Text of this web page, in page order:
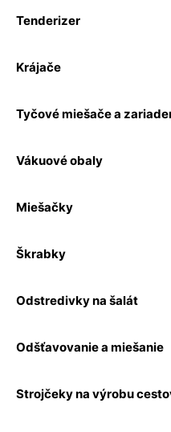
Tenderizer
Krájače
Tyčové miešače a
Vákuové obaly
Miešačky
Škrabky
Odstredivky na šalát
Odšťavovanie a miešanie
Strojčeky na výrobu